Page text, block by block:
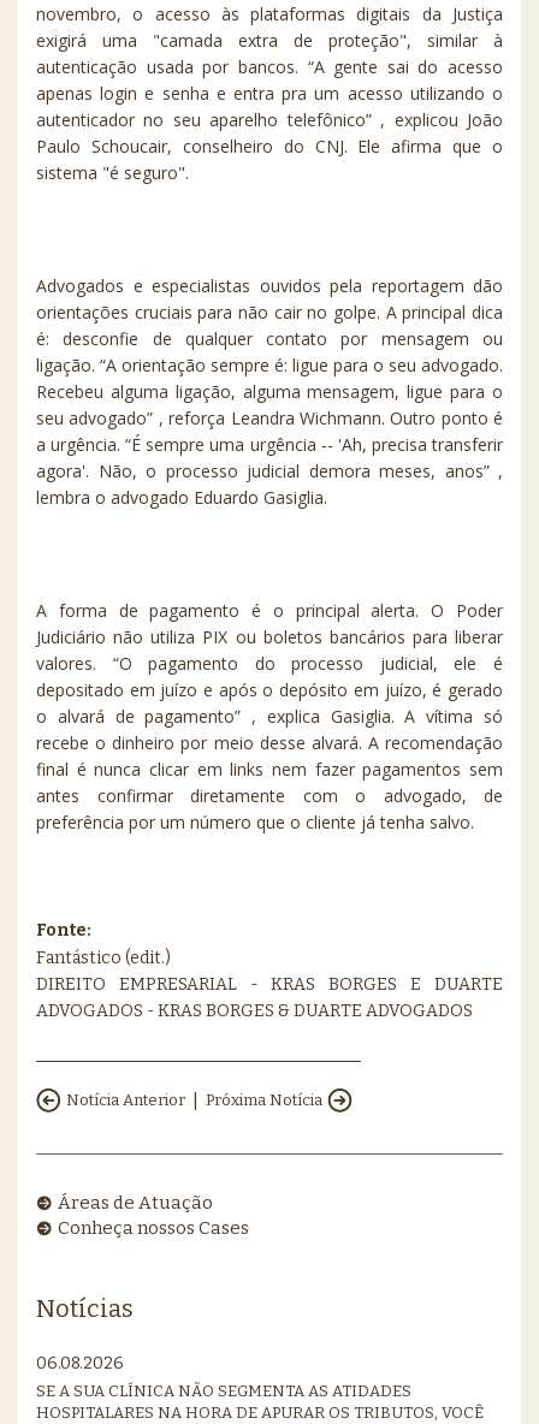
Notícias
06.08.2026
SE A SUA CLÍNICA NÃO SEGMENTA AS ATIDADES
HOSPITALARES NA HORA DE APURAR OS TRIBUTOS, VOCÊ
novembro, o acesso às plataformas digitais da Justiça
exigirá uma "camada extra de proteção", similar à
autenticação usada por bancos. “A gente sai do acesso
apenas login e senha e entra pra um acesso utilizando o
autenticador no seu aparelho telefônico” , explicou João
Paulo Schoucair, conselheiro do CNJ. Ele afirma que o
sistema "é seguro".
Advogados e especialistas ouvidos pela reportagem dão
orientações cruciais para não cair no golpe. A principal dica
é: desconfie de qualquer contato por mensagem ou
ligação. “A orientação sempre é: ligue para o seu advogado.
Recebeu alguma ligação, alguma mensagem, ligue para o
seu advogado” , reforça Leandra Wichmann. Outro ponto é
a urgência. “É sempre uma urgência -- 'Ah, precisa transferir
agora'. Não, o processo judicial demora meses, anos” ,
lembra o advogado Eduardo Gasiglia.
A forma de pagamento é o principal alerta. O Poder
Judiciário não utiliza PIX ou boletos bancários para liberar
valores. “O pagamento do processo judicial, ele é
depositado em juízo e após o depósito em juízo, é gerado
o alvará de pagamento” , explica Gasiglia. A vítima só
recebe o dinheiro por meio desse alvará. A recomendação
final é nunca clicar em links nem fazer pagamentos sem
antes confirmar diretamente com o advogado, de
preferência por um número que o cliente já tenha salvo.
Fonte:
Fantástico (edit.)
DIREITO EMPRESARIAL - KRAS BORGES E DUARTE
ADVOGADOS - KRAS BORGES & DUARTE ADVOGADOS
Notícia Anterior | Próxima Notícia
Áreas de Atuação
Conheça nossos Cases